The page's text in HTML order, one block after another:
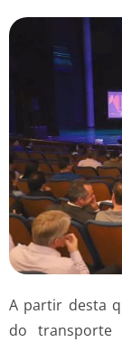
A partir desta
do transporte